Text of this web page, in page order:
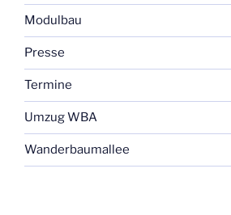
Modulbau
Presse
Termine
Umzug WBA
Wanderbaumallee